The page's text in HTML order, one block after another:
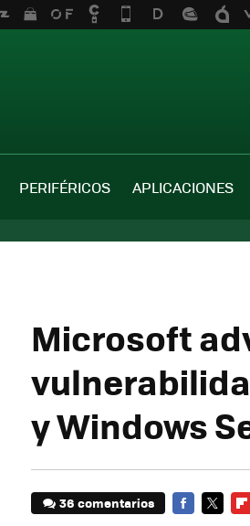
PERIFÉRICOS APLICACIONES
Microsoft
y Windows
36 comentarios